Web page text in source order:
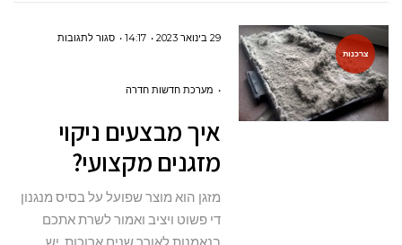
צרכנות
29 בינואר 2023 14:17 סגור לתגובותעל
מערכת חדשות חדרה
איך מבצעים ניקוי
מזגנים מקצועי?
מזגן הוא מוצר שפועל על בסיס מנגנון
די פשוט ויציב ואמור לשרת אתכם
בנאמנות לאורך שנים ארוכות. יש